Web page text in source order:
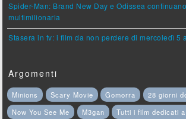
Spider-Man: Brand New Day e Odissea
multimilionaria
Stasera in tv: i film da non perdere di mercoledì 5
Argomenti
Minions Scary Movie Gomorra
28 giorni
Now You See Me
M3gan
Tutti i film dedicati